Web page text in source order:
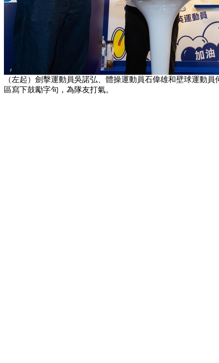
（左起）劍擊運動員吳諾弘、體操運動員石偉雄和壁球運動
區寫下鼓勵字句，為隊友打氣。